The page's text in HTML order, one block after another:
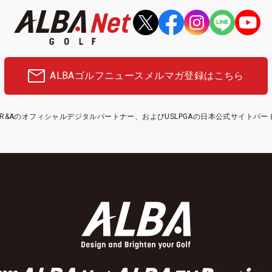
ALBAゴルフニュース メルマガ登録はこちら
のオフィシャルデジタルパートナー、およびUSLPGAの日本公式サイトパー